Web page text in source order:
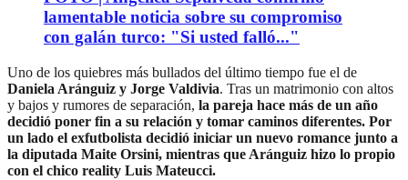
lamentable noticia sobre su compromiso
con galán turco: "Si usted falló..."
Uno de los quiebres más bullados del último tiempo fue el de
Daniela Aránguiz y Jorge Valdivia. Tras un matrimonio con altos
y bajos y rumores de separación, la pareja hace más de un año
decidió poner fin a su relación y tomar caminos diferentes. Por
un lado el exfutbolista decidió iniciar un nuevo romance junto a
la diputada Maite Orsini, mientras que Aránguiz hizo lo propio
con el chico reality Luis Mateucci.